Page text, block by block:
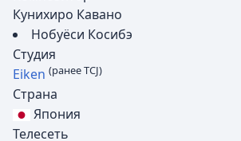
Кунихиро Кавано
Нобуёси Косибэ
Студия
Eiken (ранее TCJ)
Страна
Япония
Телесеть